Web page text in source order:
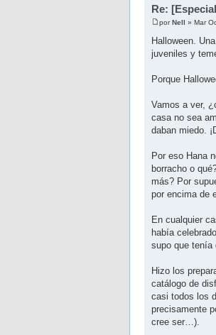
Re:
por Nell » Mar
Halloween.
juveniles y
Porque
Vamos a ver,
casa no sea
daban miedo.
Por eso Hana
borracho o
más? Por
por encima de
En cualquier
había
supo que tenía
Hizo los
catálogo de
casi todos los
precisamente
cree ser…).